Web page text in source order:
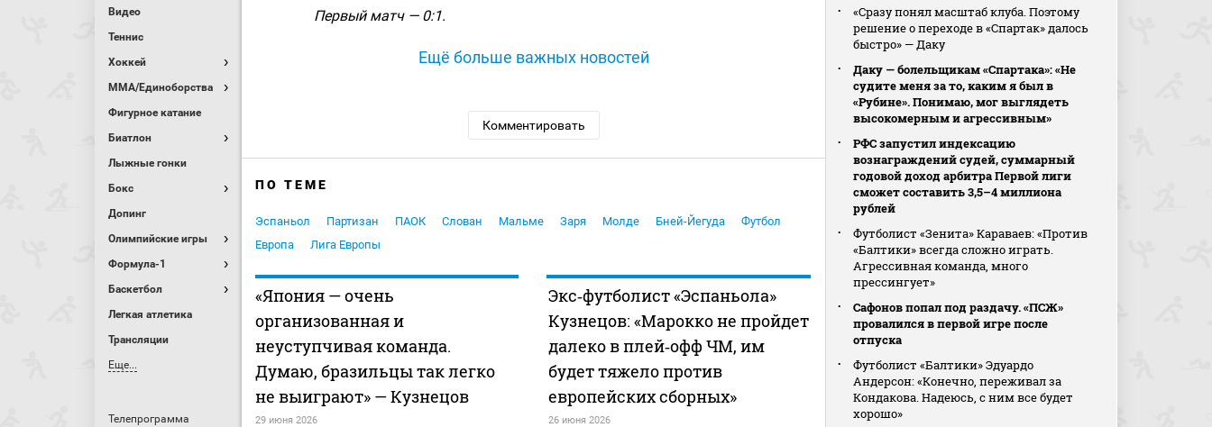
Видео
Теннис
Хоккей
MMA/Единоборства
Фигурное катание
Биатлон
Лыжные гонки
Бокс
Допинг
Олимпийские игры
Формула-1
Баскетбол
Легкая атлетика
Трансляции
Еще...
Телепрограмма
Первый матч — 0:1.
Ещё больше важных новостей
Комментировать
ПО ТЕМЕ
Эспаньол Партизан ПАОК Слован Мальме Заря Молде Бней-Йегуда
Футбол
Европа
Лига Европы
«Япония — очень
организованная и
неуступчивая команда.
Думаю, бразильцы так легко
не выиграют» — Кузнецов
29 июня 2026
Экс‑футболист «Эспаньола»
Кузнецов: «Марокко не пройдет
далеко в плей‑офф ЧМ, им
будет тяжело против
европейских сборных»
26 июня 2026
«Сразу понял масштаб клуба. Поэтому
решение о переходе в «Спартак» далось
быстро» — Даку
Даку — болельщикам «Спартака»: «Не
судите меня за то, каким я был в
«Рубине». Понимаю, мог выглядеть
высокомерным и агрессивным»
РФС запустил индексацию
вознаграждений судей, суммарный
годовой доход арбитра Первой лиги
сможет составить 3,5–4 миллиона
рублей
Футболист «Зенита» Караваев: «Против
«Балтики» всегда сложно играть.
Агрессивная команда, много
прессингует»
Сафонов попал под раздачу. «ПСЖ»
провалился в первой игре после
отпуска
Футболист «Балтики» Эдуардо
Андерсон: «Конечно, переживал за
Кондакова. Надеюсь, с ним все будет
хорошо»